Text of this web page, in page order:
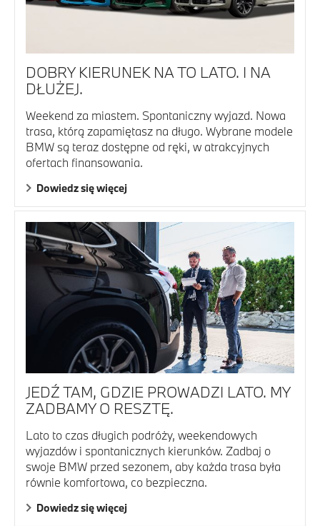
DOBRY KIERUNEK NA TO LATO. I NA
DŁUŻEJ.
Weekend za miastem. Spontaniczny wyjazd. Nowa
trasa, którą zapamiętasz na długo. Wybrane modele
BMW są teraz dostępne od ręki, w atrakcyjnych
ofertach finansowania.
Dowiedz się więcej
JEDŹ TAM, GDZIE PROWADZI LATO. MY
ZADBAMY O RESZTĘ.
Lato to czas długich podróży, weekendowych
wyjazdów i spontanicznych kierunków. Zadbaj o
swoje BMW przed sezonem, aby każda trasa była
równie komfortowa, co bezpieczna.
Dowiedz się więcej